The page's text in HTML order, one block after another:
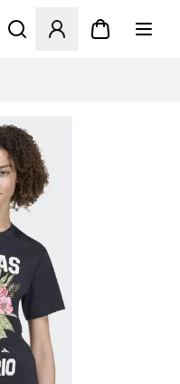
Åbner en Modal til at